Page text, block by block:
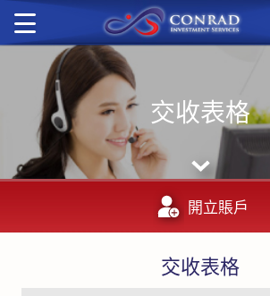
交收表格
開立賬戶
交收表格